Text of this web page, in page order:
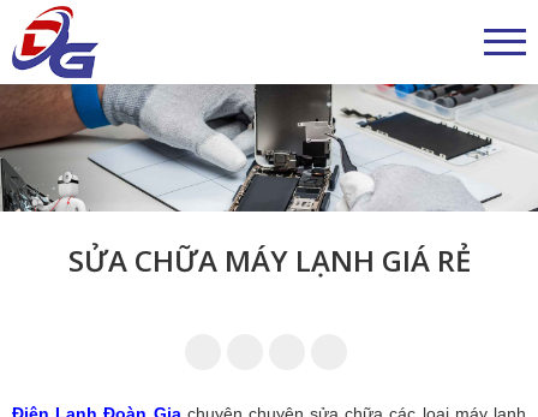
SỬA CHỮA MÁY LẠNH GIÁ RẺ
Điện Lạnh Đoàn Giachuyên chuyên sửa chữa các loại máy lạnh